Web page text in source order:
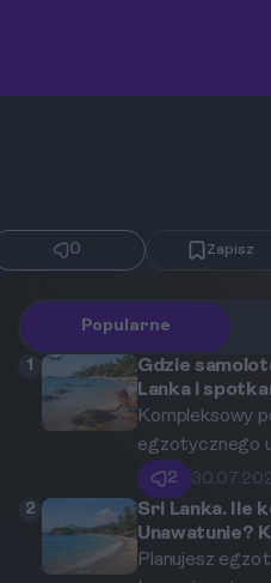
0 Zapisz
Popularne
1
Gdzie
Lanka i
morskimi na
Unawatunie.
Kompleksowy
egzotycznego
południowym
skupiający się
oraz
2
2
Sri Lanka. Ile
Unawatunie?
na 2026 rok.
Planujesz